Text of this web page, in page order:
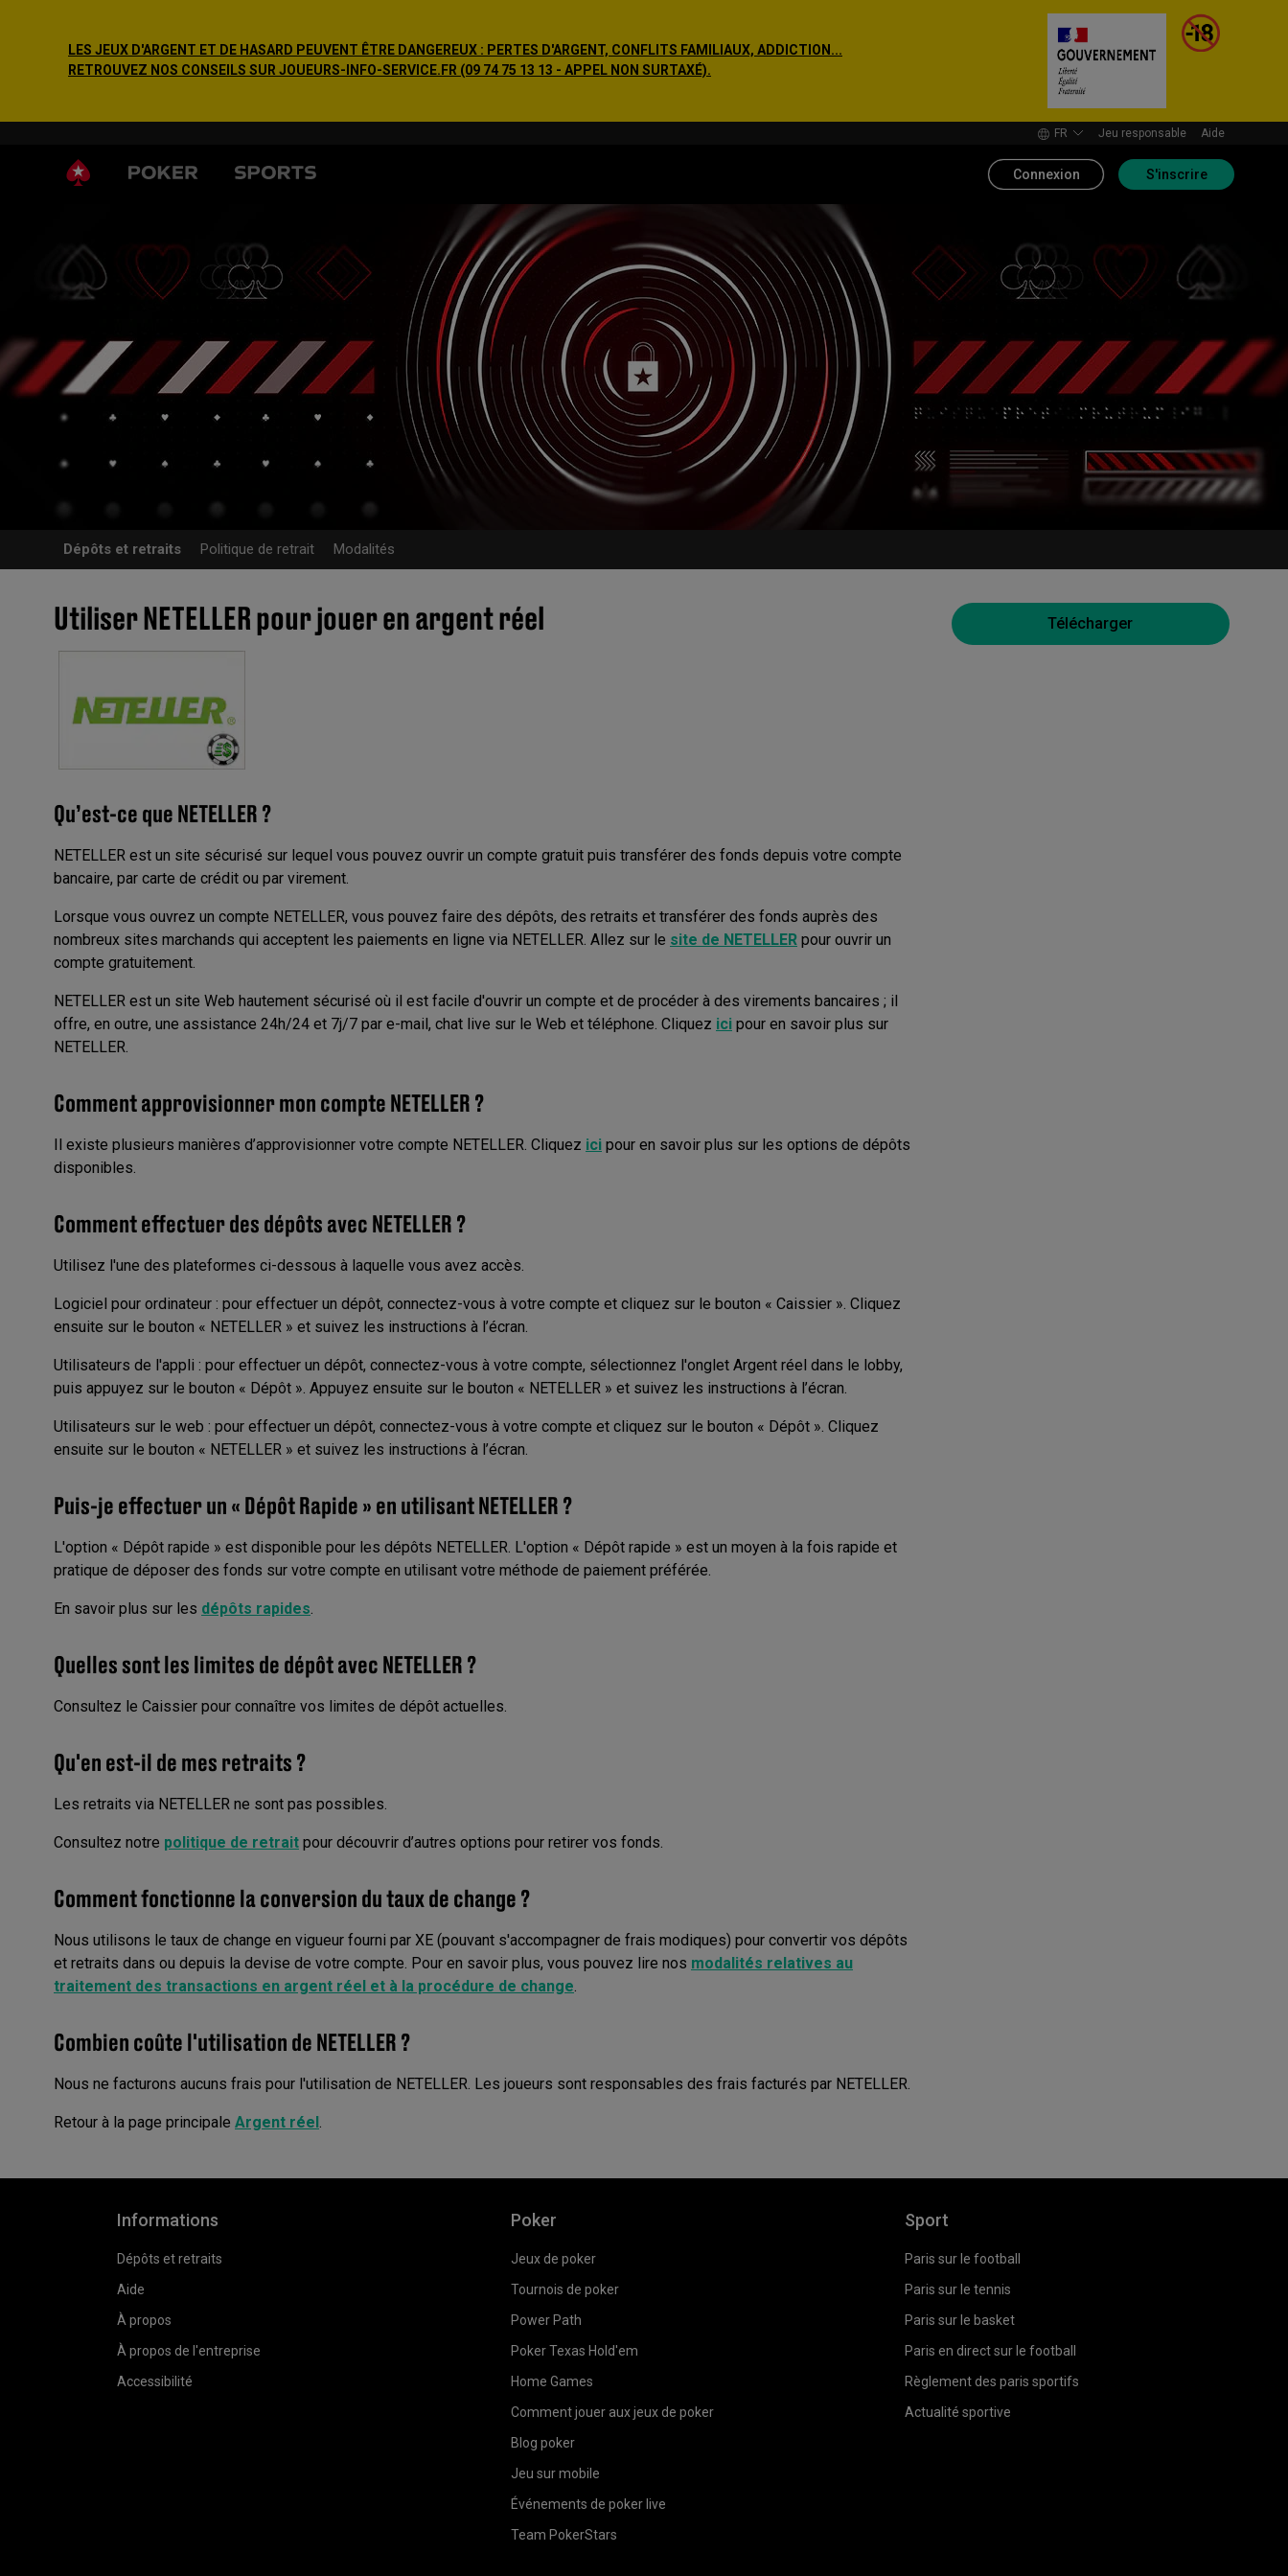
LES JEUX D'ARGENT ET DE HASARD PEUVENT ÊTRE DANGEREUX : PERTES D'ARGENT, CONFLITS FAMILIAUX, ADDICTION...
RETROUVEZ NOS CONSEILS SUR JOUEURS-INFO-SERVICE.FR (09 74 75 13 13 - APPEL NON SURTAXÉ).
FR Jeu responsable Aide
Connexion S'inscrire
Dépôts et retraits Politique de retrait Modalités
Utiliser NETELLER pour jouer en argent réel
Qu’est-ce que NETELLER ?
NETELLER est un site sécurisé sur lequel vous pouvez ouvrir un compte gratuit puis transférer des fonds depuis votre compte
bancaire, par carte de crédit ou par virement.
Lorsque vous ouvrez un compte NETELLER, vous pouvez faire des dépôts, des retraits et transférer des fonds auprès des
nombreux sites marchands qui acceptent les paiements en ligne via NETELLER. Allez sur le site de NETELLER pour ouvrir un
compte gratuitement.
NETELLER est un site Web hautement sécurisé où il est facile d'ouvrir un compte et de procéder à des virements bancaires ; il
offre, en outre, une assistance 24h/24 et 7j/7 par e-mail, chat live sur le Web et téléphone. Cliquez ici pour en savoir plus sur
NETELLER.
Comment approvisionner mon compte NETELLER ?
Il existe plusieurs manières d’approvisionner votre compte NETELLER. Cliquez ici pour en savoir plus sur les options de dépôts
disponibles.
Comment effectuer des dépôts avec NETELLER ?
Utilisez l'une des plateformes ci-dessous à laquelle vous avez accès.
Logiciel pour ordinateur : pour effectuer un dépôt, connectez-vous à votre compte et cliquez sur le bouton « Caissier ». Cliquez
ensuite sur le bouton « NETELLER » et suivez les instructions à l’écran.
Utilisateurs de l'appli : pour effectuer un dépôt, connectez-vous à votre compte, sélectionnez l'onglet Argent réel dans le lobby,
puis appuyez sur le bouton « Dépôt ». Appuyez ensuite sur le bouton « NETELLER » et suivez les instructions à l’écran.
Utilisateurs sur le web : pour effectuer un dépôt, connectez-vous à votre compte et cliquez sur le bouton « Dépôt ». Cliquez
ensuite sur le bouton « NETELLER » et suivez les instructions à l’écran.
Puis-je effectuer un « Dépôt Rapide » en utilisant NETELLER ?
L'option « Dépôt rapide » est disponible pour les dépôts NETELLER. L'option « Dépôt rapide » est un moyen à la fois rapide et
pratique de déposer des fonds sur votre compte en utilisant votre méthode de paiement préférée.
En savoir plus sur les dépôts rapides.
Quelles sont les limites de dépôt avec NETELLER ?
Consultez le Caissier pour connaître vos limites de dépôt actuelles.
Qu'en est-il de mes retraits ?
Les retraits via NETELLER ne sont pas possibles.
Consultez notre politique de retrait pour découvrir d’autres options pour retirer vos fonds.
Comment fonctionne la conversion du taux de change ?
Nous utilisons le taux de change en vigueur fourni par XE (pouvant s'accompagner de frais modiques) pour convertir vos dépôts
et retraits dans ou depuis la devise de votre compte. Pour en savoir plus, vous pouvez lire nos modalités relatives au
traitement des transactions en argent réel et à la procédure de change.
Combien coûte l'utilisation de NETELLER ?
Nous ne facturons aucuns frais pour l'utilisation de NETELLER. Les joueurs sont responsables des frais facturés par NETELLER.
Retour à la page principale Argent réel.
Télécharger
Informations
Dépôts et retraits
Aide
À propos
À propos de l'entreprise
Accessibilité
Poker
Jeux de poker
Tournois de poker
Power Path
Poker Texas Hold'em
Home Games
Comment jouer aux jeux de poker
Blog poker
Jeu sur mobile
Événements de poker live
Team PokerStars
Sport
Paris sur le football
Paris sur le tennis
Paris sur le basket
Paris en direct sur le football
Règlement des paris sportifs
Actualité sportive